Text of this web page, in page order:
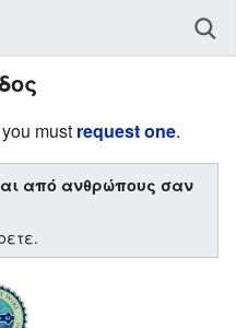
must request one.
από ανθρώπους σαν